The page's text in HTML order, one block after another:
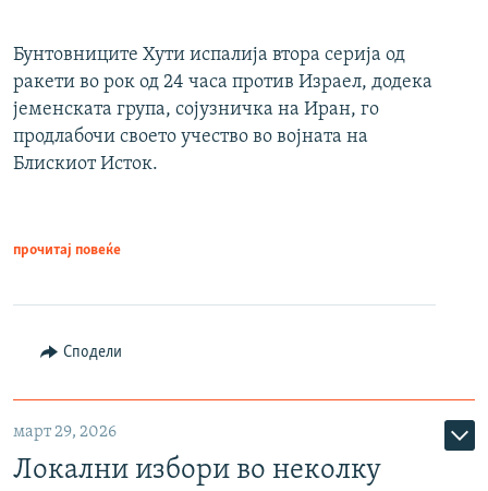
Бунтовниците Хути испалија втора серија од
ракети во рок од 24 часа против Израел, додека
јеменската група, сојузничка на Иран, го
продлабочи своето учество во војната на
Блискиот Исток.
прочитај повеќе
Сподели
март 29, 2026
Локални избори во неколку